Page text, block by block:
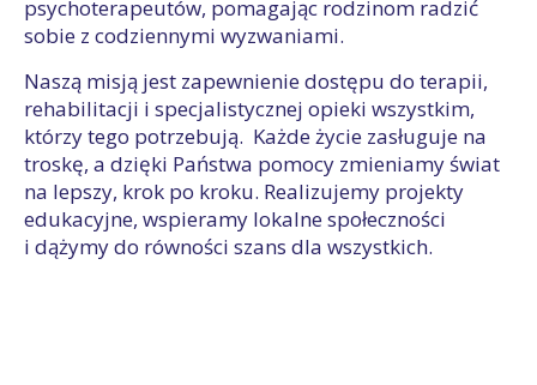
psychoterapeutów, pomagając rodzinom radzić
sobie z codziennymi wyzwaniami.
Naszą misją jest zapewnienie dostępu do terapii,
rehabilitacji i specjalistycznej opieki wszystkim,
którzy tego potrzebują. Każde życie zasługuje na
troskę, a dzięki Państwa pomocy zmieniamy świat
na lepszy, krok po kroku. Realizujemy projekty
edukacyjne, wspieramy lokalne społeczności
i dążymy do równości szans dla wszystkich.